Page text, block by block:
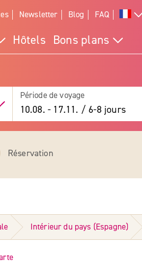
Newsletter Blog FAQ
Hôtels Bons plans
Période de voyage
10.08. - 17.11. / 6-8 jours
Réservation
Intérieur du pays (Espagne)